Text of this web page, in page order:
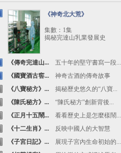
《神奇北大荒》
集數：1集
揭秘完達山乳業發展史
《傳奇完達山... 五十年的堅守書寫一段...
《國寶酒古窖... 神奇古酒的傳奇故事
《八寶秘方》... 揭秘歷史悠久的“八寶...
《陳氏秘方》... “陳氏秘方”創新背後...
《正月十五鬧... 看看歷史上是怎麼樣鬧...
《十二生肖》... 反映中國人的大智慧
《子宮日記》... 展現子宮內生命初始的...